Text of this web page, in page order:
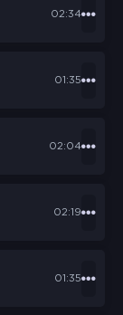
02:34
01:35
02:04
02:19
01:35